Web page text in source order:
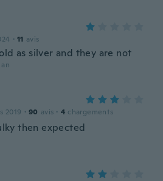
· 11 avis
as silver and they are not
2019 · 90 avis · 4 chargements
then expected